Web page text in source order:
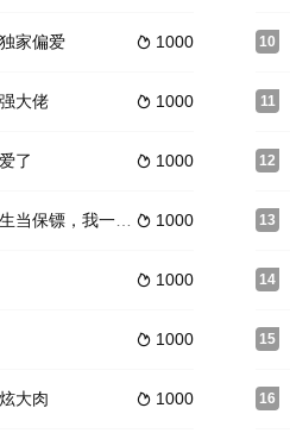
 1000
家偏爱
 1000
大佬
 1000
了
 1000
世强者，让我重生当保镖
 1000
 1000
 1000
大肉
10
11
12
13
14
15
16